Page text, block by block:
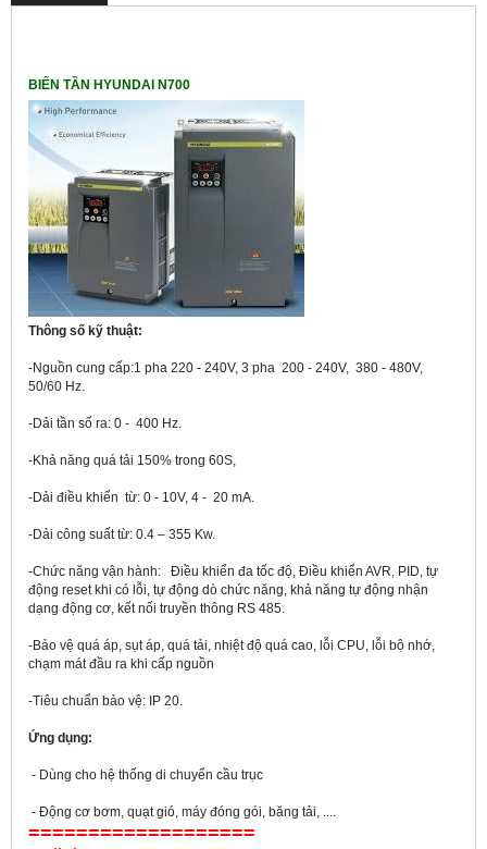
BIẾN TẦN HYUNDAI N700
Thông số kỹ thuật:
-Nguồn cung cấp:1 pha 220 - 240V, 3 pha 200 - 240V, 380 - 480V,
50/60 Hz.
-Dải tần số ra: 0 - 400 Hz.
-Khả năng quá tải 150% trong 60S,
-Dải điều khiển từ: 0 - 10V, 4 - 20 mA.
-Dải công suất từ: 0.4 – 355 Kw.
-Chức năng vận hành: Điều khiển đa tốc độ, Điều khiển AVR, PID, tự
động reset khi có lỗi, tự động dò chức năng, khả năng tự động nhận
dạng động cơ, kết nối truyền thông RS 485.
-Bảo vệ quá áp, sụt áp, quá tải, nhiệt độ quá cao, lỗi CPU, lỗi bộ nhớ,
chạm mát đầu ra khi cấp nguồn
-Tiêu chuẩn bảo vệ: IP 20.
Ứng dụng:
- Dùng cho hệ thống di chuyển cầu trục
- Động cơ bơm, quạt gió, máy đóng gói, băng tải, ....
===================